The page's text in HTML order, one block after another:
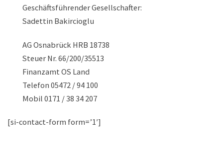
Geschäftsführender Gesellschafter:
Sadettin Bakircioglu
AG Osnabrück HRB 18738
Steuer Nr. 66/200/35513
Finanzamt OS Land
Telefon 05472 / 94 100
Mobil 0171 / 38 34 207
[si-contact-form form=’1′]